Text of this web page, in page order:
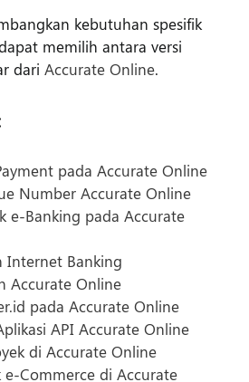
kebutuhan spesifik
memilih antara versi
dari Accurate Online.
pada Accurate Online
Number Accurate Online
e-Banking pada Accurate
Internet Banking
Accurate Online
pada Accurate Online
API Accurate Online
di Accurate Online
e-Commerce di Accurate